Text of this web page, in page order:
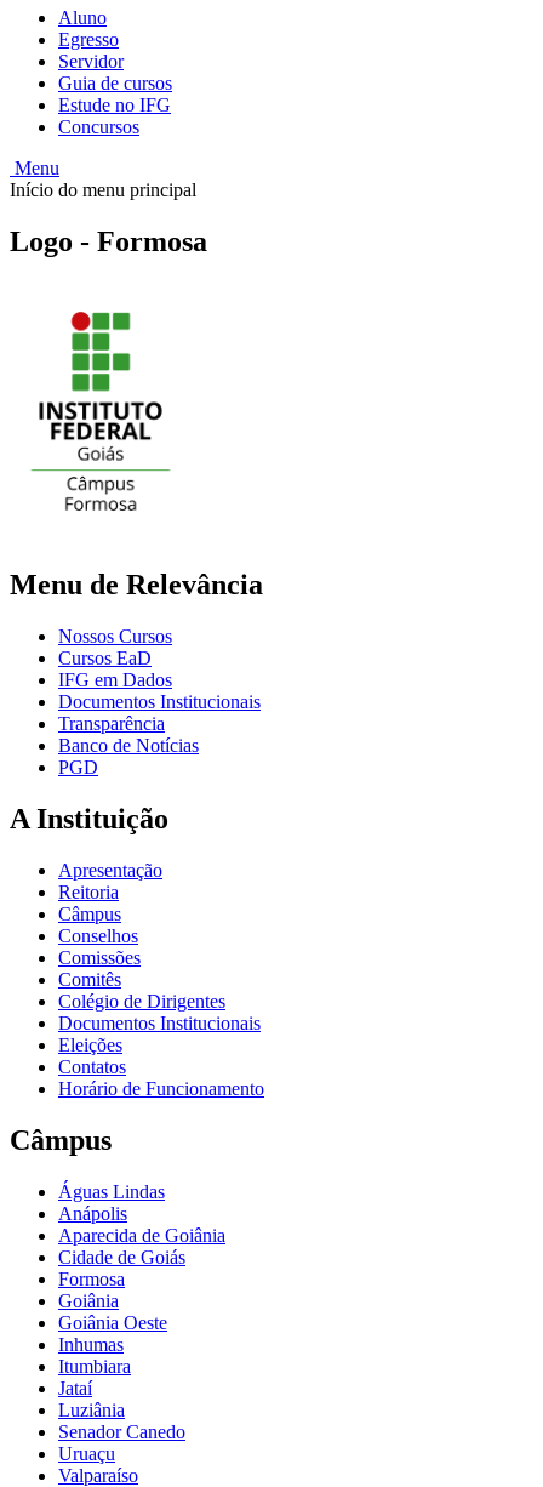
Aluno
Egresso
Servidor
Guia de cursos
Estude no IFG
Concursos
Menu
Início do menu principal
Logo - Formosa
Menu de Relevância
Nossos Cursos
Cursos EaD
IFG em Dados
Documentos Institucionais
Transparência
Banco de Notícias
PGD
A Instituição
Apresentação
Reitoria
Câmpus
Conselhos
Comissões
Comitês
Colégio de Dirigentes
Documentos Institucionais
Eleições
Contatos
Horário de Funcionamento
Câmpus
Águas Lindas
Anápolis
Aparecida de Goiânia
Cidade de Goiás
Formosa
Goiânia
Goiânia Oeste
Inhumas
Itumbiara
Jataí
Luziânia
Senador Canedo
Uruaçu
Valparaíso